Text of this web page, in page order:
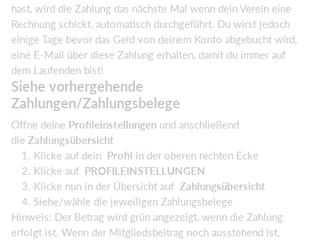
hast, wird die Zahlung das nächste Mal wenn dein Verein eine
Rechnung schickt, automatisch durchgeführt. Du wirst jedoch
einige Tage bevor das Geld von deinem Konto abgebucht wird,
eine E-Mail über diese Zahlung erhalten, damit du immer auf
dem Laufenden bist!
Siehe vorhergehende
Zahlungen/Zahlungsbelege
Öffne deine Profileinstellungen und anschließend
die Zahlungsübersicht
Klicke auf dein Profil in der oberen rechten Ecke
Klicke auf PROFILEINSTELLUNGEN
Klicke nun in der Übersicht auf Zahlungsübersicht
Siehe/wähle die jeweiligen Zahlungsbelege
Hinweis: Der Betrag wird grün angezeigt, wenn die Zahlung
erfolgt ist. Wenn der Mitgliedsbeitrag noch ausstehend ist,